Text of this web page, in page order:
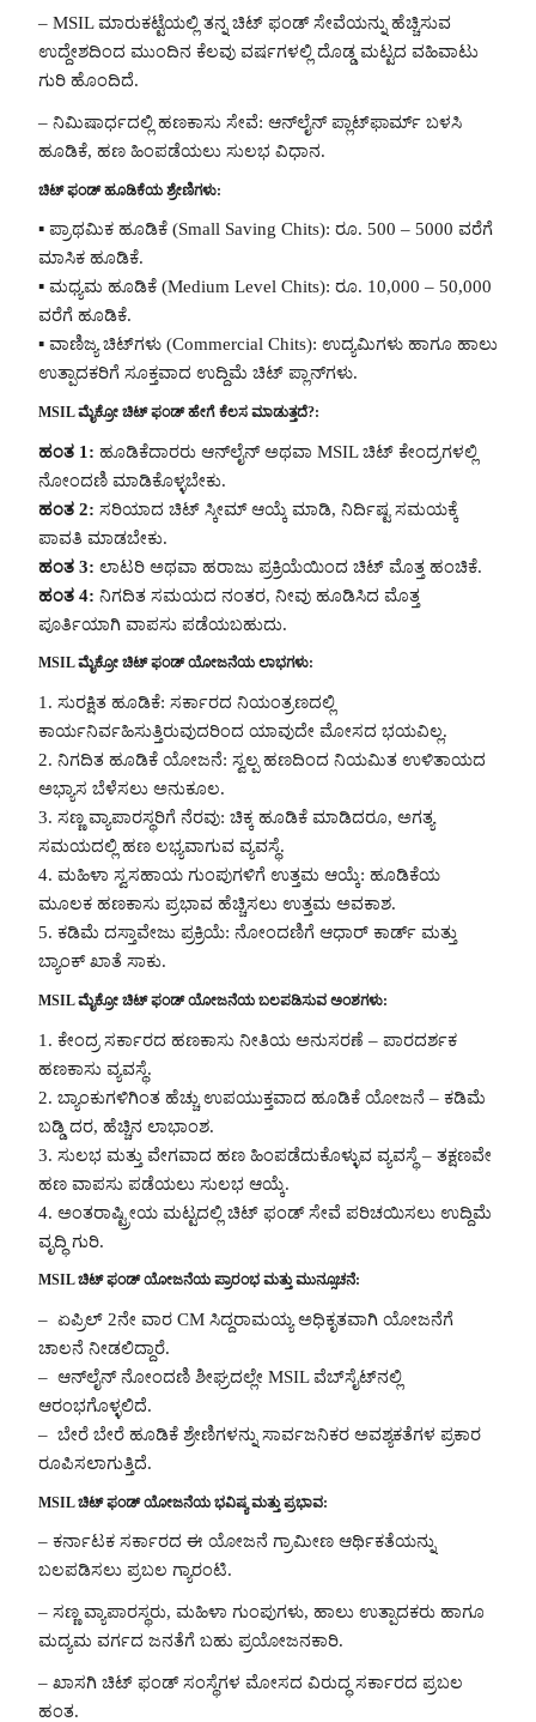
– MSIL ಮಾರುಕಟ್ಟೆಯಲ್ಲಿ ತನ್ನ ಚಿಟ್ ಫಂಡ್ ಸೇವೆಯನ್ನು ಹೆಚ್ಚಿಸುವ
ಉದ್ದೇಶದಿಂದ ಮುಂದಿನ ಕೆಲವು ವರ್ಷಗಳಲ್ಲಿ ದೊಡ್ಡ ಮಟ್ಟದ ವಹಿವಾಟು
ಗುರಿ ಹೊಂದಿದೆ.
– ನಿಮಿಷಾರ್ಧದಲ್ಲಿ ಹಣಕಾಸು ಸೇವೆ: ಆನ್‌ಲೈನ್ ಪ್ಲಾಟ್‌ಫಾರ್ಮ್ ಬಳಸಿ
ಹೂಡಿಕೆ, ಹಣ ಹಿಂಪಡೆಯಲು ಸುಲಭ ವಿಧಾನ.
ಚಿಟ್ ಫಂಡ್ ಹೂಡಿಕೆಯ ಶ್ರೇಣಿಗಳು:
▪️ ಪ್ರಾಥಮಿಕ ಹೂಡಿಕೆ (Small Saving Chits): ರೂ. 500 – 5000 ವರೆಗೆ
ಮಾಸಿಕ ಹೂಡಿಕೆ.
▪️ ಮಧ್ಯಮ ಹೂಡಿಕೆ (Medium Level Chits): ರೂ. 10,000 – 50,000
ವರೆಗೆ ಹೂಡಿಕೆ.
▪️ ವಾಣಿಜ್ಯ ಚಿಟ್‌ಗಳು (Commercial Chits): ಉದ್ಯಮಿಗಳು ಹಾಗೂ ಹಾಲು
ಉತ್ಪಾದಕರಿಗೆ ಸೂಕ್ತವಾದ ಉದ್ದಿಮೆ ಚಿಟ್ ಪ್ಲಾನ್‌ಗಳು.
MSIL ಮೈಕ್ರೋ ಚಿಟ್ ಫಂಡ್ ಹೇಗೆ ಕೆಲಸ ಮಾಡುತ್ತದೆ?:
ಹಂತ 1: ಹೂಡಿಕೆದಾರರು ಆನ್‌ಲೈನ್ ಅಥವಾ MSIL ಚಿಟ್ ಕೇಂದ್ರಗಳಲ್ಲಿ
ನೋಂದಣಿ ಮಾಡಿಕೊಳ್ಳಬೇಕು.
ಹಂತ 2: ಸರಿಯಾದ ಚಿಟ್ ಸ್ಕೀಮ್ ಆಯ್ಕೆ ಮಾಡಿ, ನಿರ್ದಿಷ್ಟ ಸಮಯಕ್ಕೆ
ಪಾವತಿ ಮಾಡಬೇಕು.
ಹಂತ 3: ಲಾಟರಿ ಅಥವಾ ಹರಾಜು ಪ್ರಕ್ರಿಯೆಯಿಂದ ಚಿಟ್ ಮೊತ್ತ ಹಂಚಿಕೆ.
ಹಂತ 4: ನಿಗದಿತ ಸಮಯದ ನಂತರ, ನೀವು ಹೂಡಿಸಿದ ಮೊತ್ತ
ಪೂರ್ತಿಯಾಗಿ ವಾಪಸು ಪಡೆಯಬಹುದು.
MSIL ಮೈಕ್ರೋ ಚಿಟ್ ಫಂಡ್ ಯೋಜನೆಯ ಲಾಭಗಳು:
1. ಸುರಕ್ಷಿತ ಹೂಡಿಕೆ: ಸರ್ಕಾರದ ನಿಯಂತ್ರಣದಲ್ಲಿ
ಕಾರ್ಯನಿರ್ವಹಿಸುತ್ತಿರುವುದರಿಂದ ಯಾವುದೇ ಮೋಸದ ಭಯವಿಲ್ಲ.
2. ನಿಗದಿತ ಹೂಡಿಕೆ ಯೋಜನೆ: ಸ್ವಲ್ಪ ಹಣದಿಂದ ನಿಯಮಿತ ಉಳಿತಾಯದ
ಅಭ್ಯಾಸ ಬೆಳೆಸಲು ಅನುಕೂಲ.
3. ಸಣ್ಣ ವ್ಯಾಪಾರಸ್ಥರಿಗೆ ನೆರವು: ಚಿಕ್ಕ ಹೂಡಿಕೆ ಮಾಡಿದರೂ, ಅಗತ್ಯ
ಸಮಯದಲ್ಲಿ ಹಣ ಲಭ್ಯವಾಗುವ ವ್ಯವಸ್ಥೆ.
4. ಮಹಿಳಾ ಸ್ವಸಹಾಯ ಗುಂಪುಗಳಿಗೆ ಉತ್ತಮ ಆಯ್ಕೆ: ಹೂಡಿಕೆಯ
ಮೂಲಕ ಹಣಕಾಸು ಪ್ರಭಾವ ಹೆಚ್ಚಿಸಲು ಉತ್ತಮ ಅವಕಾಶ.
5. ಕಡಿಮೆ ದಸ್ತಾವೇಜು ಪ್ರಕ್ರಿಯೆ: ನೋಂದಣಿಗೆ ಆಧಾರ್ ಕಾರ್ಡ್ ಮತ್ತು
ಬ್ಯಾಂಕ್ ಖಾತೆ ಸಾಕು.
MSIL ಮೈಕ್ರೋ ಚಿಟ್ ಫಂಡ್ ಯೋಜನೆಯ ಬಲಪಡಿಸುವ ಅಂಶಗಳು:
1. ಕೇಂದ್ರ ಸರ್ಕಾರದ ಹಣಕಾಸು ನೀತಿಯ ಅನುಸರಣೆ – ಪಾರದರ್ಶಕ
ಹಣಕಾಸು ವ್ಯವಸ್ಥೆ.
2. ಬ್ಯಾಂಕುಗಳಿಗಿಂತ ಹೆಚ್ಚು ಉಪಯುಕ್ತವಾದ ಹೂಡಿಕೆ ಯೋಜನೆ – ಕಡಿಮೆ
ಬಡ್ಡಿ ದರ, ಹೆಚ್ಚಿನ ಲಾಭಾಂಶ.
3. ಸುಲಭ ಮತ್ತು ವೇಗವಾದ ಹಣ ಹಿಂಪಡೆದುಕೊಳ್ಳುವ ವ್ಯವಸ್ಥೆ – ತಕ್ಷಣವೇ
ಹಣ ವಾಪಸು ಪಡೆಯಲು ಸುಲಭ ಆಯ್ಕೆ.
4. ಅಂತರಾಷ್ಟ್ರೀಯ ಮಟ್ಟದಲ್ಲಿ ಚಿಟ್ ಫಂಡ್‌ ಸೇವೆ ಪರಿಚಯಿಸಲು ಉದ್ದಿಮೆ
ವೃದ್ಧಿ ಗುರಿ.
MSIL ಚಿಟ್ ಫಂಡ್ ಯೋಜನೆಯ ಪ್ರಾರಂಭ ಮತ್ತು ಮುನ್ಸೂಚನೆ:
– ಏಪ್ರಿಲ್ 2ನೇ ವಾರ CM ಸಿದ್ದರಾಮಯ್ಯ ಅಧಿಕೃತವಾಗಿ ಯೋಜನೆಗೆ
ಚಾಲನೆ ನೀಡಲಿದ್ದಾರೆ.
– ಆನ್‌ಲೈನ್ ನೋಂದಣಿ ಶೀಘ್ರದಲ್ಲೇ MSIL ವೆಬ್‌ಸೈಟ್‌ನಲ್ಲಿ
ಆರಂಭಗೊಳ್ಳಲಿದೆ.
– ಬೇರೆ ಬೇರೆ ಹೂಡಿಕೆ ಶ್ರೇಣಿಗಳನ್ನು ಸಾರ್ವಜನಿಕರ ಅವಶ್ಯಕತೆಗಳ ಪ್ರಕಾರ
ರೂಪಿಸಲಾಗುತ್ತಿದೆ.
MSIL ಚಿಟ್ ಫಂಡ್ ಯೋಜನೆಯ ಭವಿಷ್ಯ ಮತ್ತು ಪ್ರಭಾವ:
– ಕರ್ನಾಟಕ ಸರ್ಕಾರದ ಈ ಯೋಜನೆ ಗ್ರಾಮೀಣ ಆರ್ಥಿಕತೆಯನ್ನು
ಬಲಪಡಿಸಲು ಪ್ರಬಲ ಗ್ಯಾರಂಟಿ.
– ಸಣ್ಣ ವ್ಯಾಪಾರಸ್ಥರು, ಮಹಿಳಾ ಗುಂಪುಗಳು, ಹಾಲು ಉತ್ಪಾದಕರು ಹಾಗೂ
ಮದ್ಯಮ ವರ್ಗದ ಜನತೆಗೆ ಬಹು ಪ್ರಯೋಜನಕಾರಿ.
– ಖಾಸಗಿ ಚಿಟ್ ಫಂಡ್ ಸಂಸ್ಥೆಗಳ ಮೋಸದ ವಿರುದ್ಧ ಸರ್ಕಾರದ ಪ್ರಬಲ
ಹಂತ.